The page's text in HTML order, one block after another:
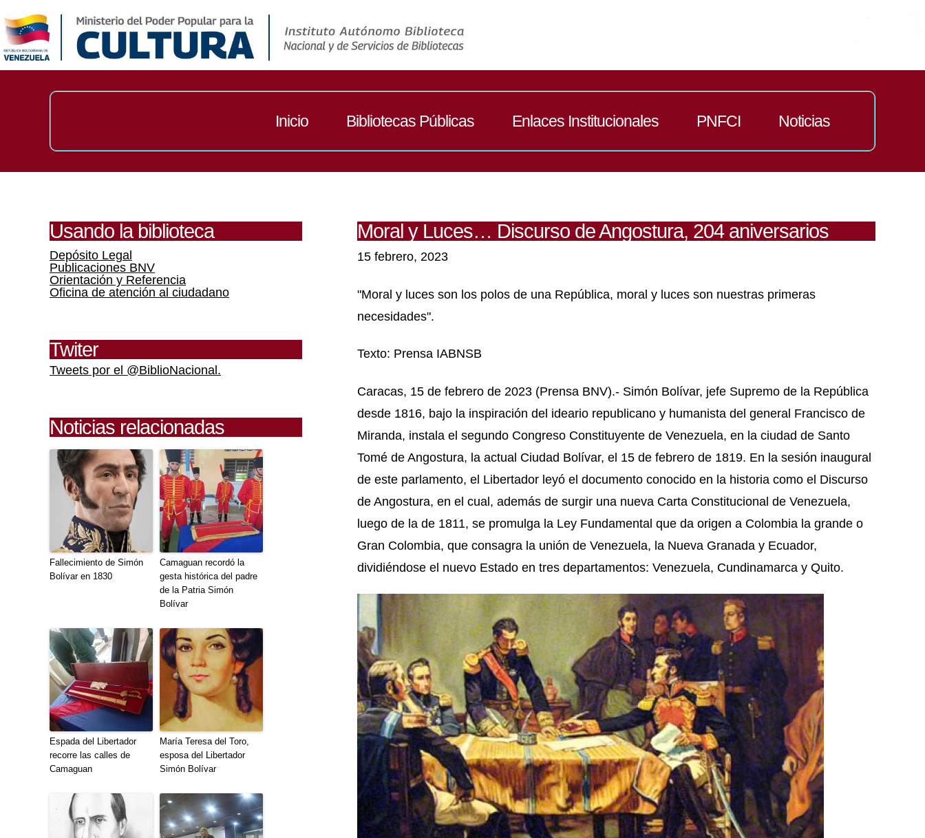
Inicio Bibliotecas Públicas Enlaces Institucionales PNFCI Noticias
Usando la biblioteca
Depósito Legal
Publicaciones BNV
Orientación y Referencia
Oficina de atención al ciudadano
Twiter
Tweets por el @BiblioNacional.
Noticias relacionadas
Fallecimiento de Simón
Bolívar en 1830
Camaguan recordó la
gesta histórica del padre
de la Patria Simón
Bolívar
Espada del Libertador
recorre las calles de
Camaguan
María Teresa del Toro,
esposa del Libertador
Simón Bolívar
Moral y Luces… Discurso de Angostura, 204 aniversarios
15 febrero, 2023
"Moral y luces son los polos de una República, moral y luces son nuestras primeras
necesidades".
Texto: Prensa IABNSB
Caracas, 15 de febrero de 2023 (Prensa BNV).- Simón Bolívar, jefe Supremo de la República
desde 1816, bajo la inspiración del ideario republicano y humanista del general Francisco de
Miranda, instala el segundo Congreso Constituyente de Venezuela, en la ciudad de Santo
Tomé de Angostura, la actual Ciudad Bolívar, el 15 de febrero de 1819. En la sesión inaugural
de este parlamento, el Libertador leyó el documento conocido en la historia como el Discurso
de Angostura, en el cual, además de surgir una nueva Carta Constitucional de Venezuela,
luego de la de 1811, se promulga la Ley Fundamental que da origen a Colombia la grande o
Gran Colombia, que consagra la unión de Venezuela, la Nueva Granada y Ecuador,
dividiéndose el nuevo Estado en tres departamentos: Venezuela, Cundinamarca y Quito.